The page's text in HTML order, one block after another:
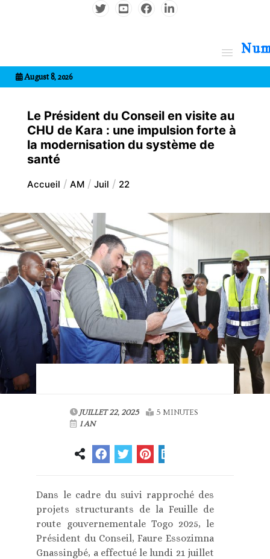
August 8, 2026
Le Président du Conseil en visite au
CHU de Kara : une impulsion forte à
la modernisation du système de
santé
Accueil AM Juil 22
JUILLET 22, 2025
5 MINUTES
1 AN
Dans le cadre du suivi rapproché des
projets structurants de la Feuille de
route gouvernementale Togo 2025, le
Président du Conseil, Faure Essozimna
Gnassingbé, a effectué le lundi 21 juillet